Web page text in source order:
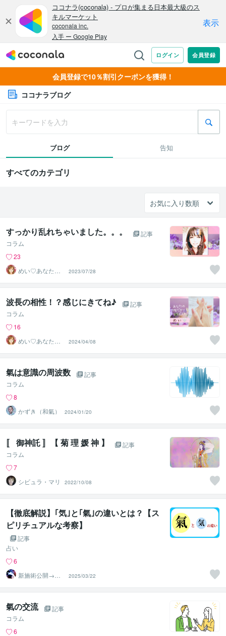
会員登録で10％割引クーポンを獲得！
ココナラブログ
ブログ 告知
すべてのカテゴリ
すっかり乱れちゃいました。。。
記事
コラム
23
めい♡あなたの
陽だまりセラピ
スト
2023/07/28
波長の相性！？感じにきてね♪
記事
コラム
16
めい♡あなたの
陽だまりセラピ
スト
2024/04/08
氣は意識の周波数
記事
コラム
8
かずき（和氣）
2024/01/20
〚 御神託 〛【 菊 理 媛 神 】
記事
コラム
7
シビュラ・マリ
2022/10/08
【徹底解説】｢気｣と｢氣｣の違いとは？【ス
ピリチュアルな考察】
記事
占い
6
新施術公開→≪
相手意識強制変
化≫◆星桜龍
2025/03/22
氣の交流
記事
コラム
6